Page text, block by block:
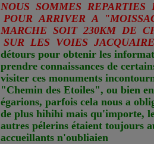
NOUS SOMMES
POUR ARRIVER A
MARCHE SOIT 230KM DE
SUR LES VOIES
détours pour obtenir les
prendre connaissances de
visiter ces monuments
"Chemin des Etoiles", ou bien
égarions, parfois cela nous a
de plus hihihi mais qu'importe,
autres pélerins étaient toujours
accueillants n'oubliaien